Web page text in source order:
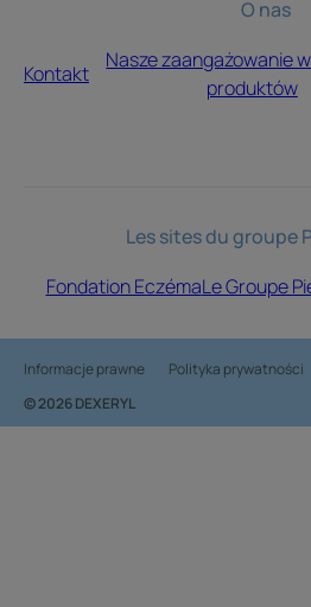
O nas
Kontakt
Nasze zaangażowanie
produktów
Les sites du groupe
Fondation EczémaLe Groupe
Informacje prawne Polityka prywatności
© 2026 DEXERYL